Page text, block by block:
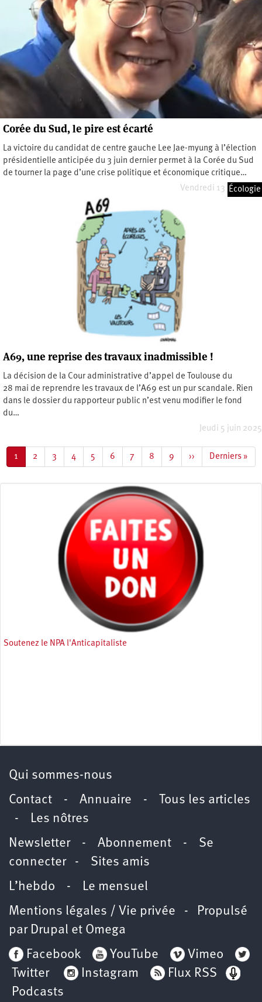
Corée du Sud, le pire est écarté
La victoire du candidat de centre gauche Lee Jae-myung à l’élection
présidentielle anticipée du 3 juin dernier permet à la Corée du Sud
de tourner la page d’une crise politique et économique critique…
Vendredi 13 juin 2025
Écologie
A69, une reprise des travaux inadmissible !
La décision de la Cour administrative d’appel de Toulouse du
28 mai de reprendre les travaux de l’A69 est un pur scandale. Rien
dans le dossier du rapporteur public n’est venu modifier le fond
du…
Jeudi 5 juin 2025
Page
courante
1 Page
2 Page
3 Page
4 Page
5 Page
6 Page
7 Page
8 Page
9
Page
suivante
››
Dernière
page
Derniers »
Soutenez le NPA l'Anticapitaliste
Qui sommes-nous
Contact - Annuaire - Tous les articles
-
Les nôtres
Newsletter- Abonnement - Se
connecter- Sites amis
L’hebdo -
Le mensuel
Mentions légales / Vie privée - Propulsé
par Drupal et Omega
Facebook
YouTube
Vimeo
Twitter
Instagram
Flux RSS
Podcasts